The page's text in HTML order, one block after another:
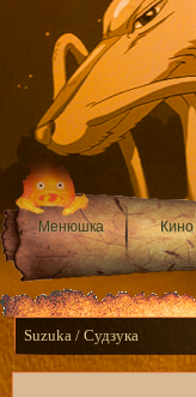
Менюшка Кино
Suzuka / Судзука